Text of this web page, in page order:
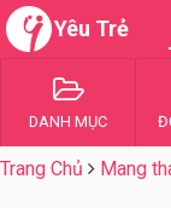
Yêu Trẻ
DANH MỤC
Trang Chủ Mang